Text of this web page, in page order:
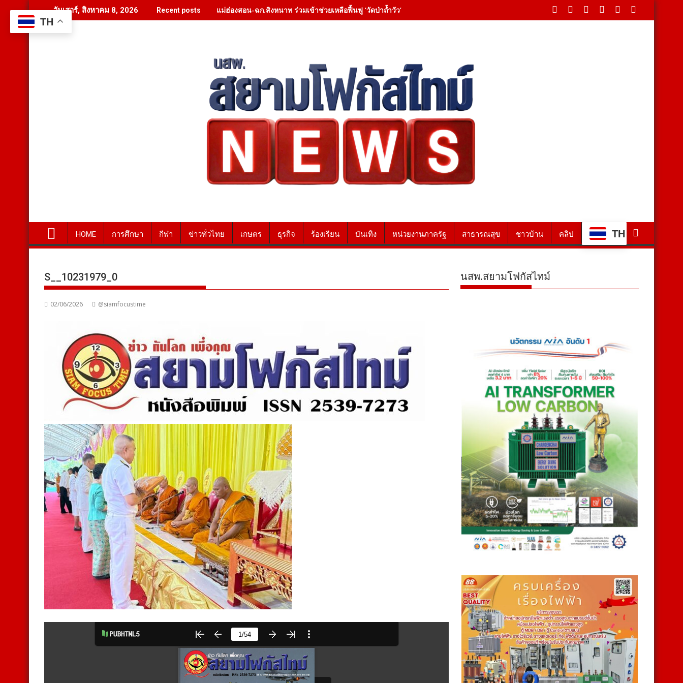
to
content
วันเสาร์, สิงหาคม 8, 2026 Recent posts แม่ฮ่องสอน-ฉก.สิงหนาท ร่วมเข้าช่วยเหลือฟื้นฟู ‘วัดป่าถ้ำวัว’ – เคลียสิ่งกีดขวางใต้สะพาน บรรเทาทุกข์ชาวบ้านหลังน้ำป่าหลาก
HOME การศึกษา กีฬา ข่าวทั่วไทย เกษตร ธุรกิจ ร้องเรียน บันเทิง หน่วยงานภาครัฐ สาธารณสุข ชาวบ้าน คลิป TH
S__10231979_0
02/06/2026 @siamfocustime
นสพ.สยามโฟกัสไทม์
TH